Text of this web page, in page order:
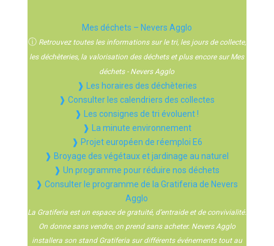
Mes déchets – Nevers Agglo
ⓘ Retrouvez toutes les informations sur le tri, les jours de collecte,
les déchèteries, la valorisation des déchets et plus encore sur Mes
déchets - Nevers Agglo
❱ Les horaires des déchèteries
❱ Consulter les calendriers des collectes
❱ Les consignes de tri évoluent !
❱ La minute environnement
❱ Projet européen de réemploi E6
❱ Broyage des végétaux et jardinage au naturel
❱ Un programme pour réduire nos déchets
❱ Consulter le programme de la Gratiferia de Nevers
Agglo
La Gratiferia est un espace de gratuité, d’entraide et de convivialité.
On donne sans vendre, on prend sans acheter. Nevers Agglo
installera son stand Gratiferia sur différents événements tout au